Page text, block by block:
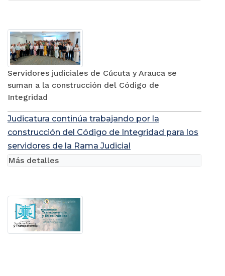
Servidores judiciales de Cúcuta y Arauca se
suman a la construcción del Código de
Integridad
Judicatura continúa trabajando por la
construcción del Código de Integridad para los
servidores de la Rama Judicial
Más detalles